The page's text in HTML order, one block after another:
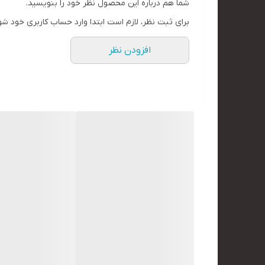
شما هم درباره این محصول نظر خود را بنویسید.
برای ثبت نظر، لازم است ابتدا وارد حساب کاربری خود
افزودن نظر